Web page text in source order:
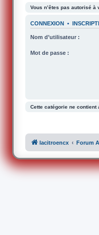
Vous n’êtes pas autorisé
CONNEXION •
Nom d’utilisateur :
Mot de passe :
Cette catégorie ne contient
lacitroencx Forum